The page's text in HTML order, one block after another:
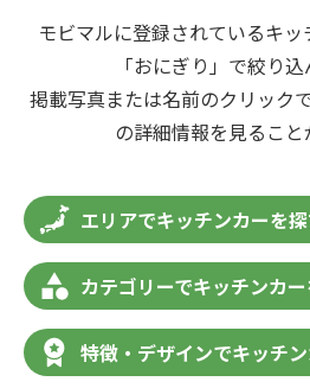
モビマルに登録されているキッ
「おにぎり」で絞り込
掲載写真または名前のクリック
の詳細情報を見ること
エリアでキッチンカーを
カテゴリーでキッチンカ
特徴・デザインでキッチ